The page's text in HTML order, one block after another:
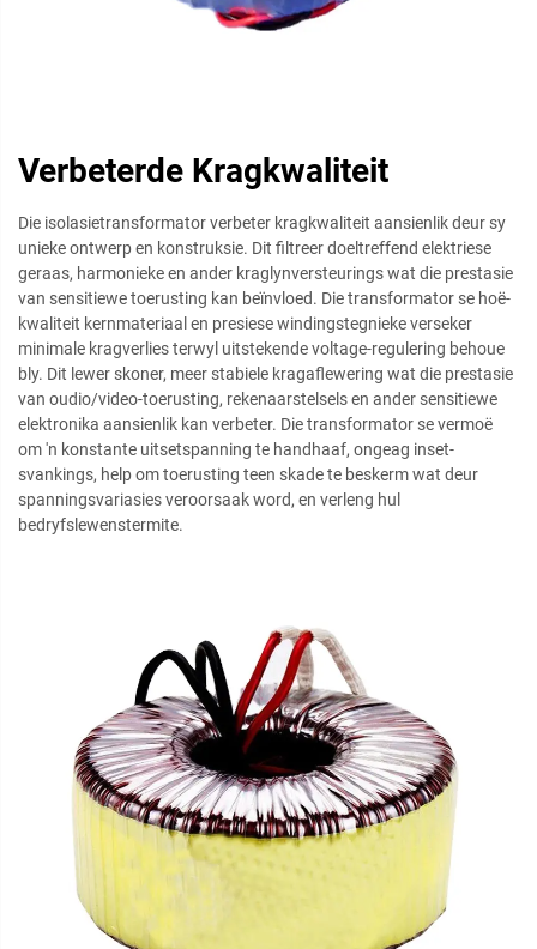
Verbeterde Kragkwaliteit
Die isolasietransformator verbeter kragkwaliteit aansienlik deur sy
unieke ontwerp en konstruksie. Dit filtreer doeltreffend elektriese
geraas, harmonieke en ander kraglynversteurings wat die prestasie
van sensitiewe toerusting kan beïnvloed. Die transformator se hoë-
kwaliteit kernmateriaal en presiese windingstegnieke verseker
minimale kragverlies terwyl uitstekende voltage-regulering behoue
bly. Dit lewer skoner, meer stabiele kragaflewering wat die prestasie
van oudio/video-toerusting, rekenaarstelsels en ander sensitiewe
elektronika aansienlik kan verbeter. Die transformator se vermoë
om 'n konstante uitsetspanning te handhaaf, ongeag inset-
svankings, help om toerusting teen skade te beskerm wat deur
spanningsvariasies veroorsaak word, en verleng hul
bedryfslewenstermite.